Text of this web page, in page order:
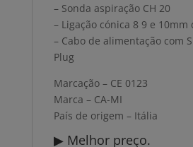
– Sonda aspiração CH 20
– Ligação cónica 8 9 e
– Cabo de alimentação com
Plug
Marcação – CE 0123
Marca – CA-MI
País de origem – Itália
▶ Melhor preço.